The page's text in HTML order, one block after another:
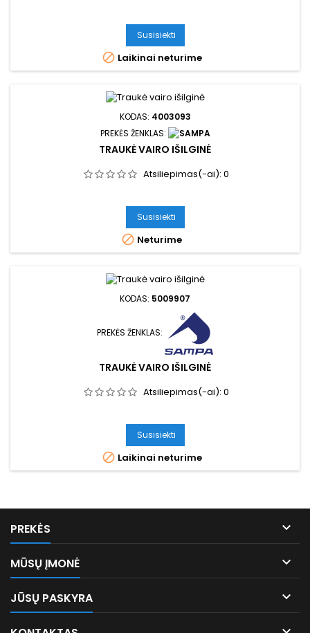
Susisiekti
 Laikinai neturime
KODAS: 4003093
PREKĖS ŽENKLAS:
TRAUKĖ VAIRO IŠILGINĖ
Atsiliepimas(-ai): 0
Susisiekti
 Neturime
KODAS: 5009907
PREKĖS ŽENKLAS:
TRAUKĖ VAIRO IŠILGINĖ
Atsiliepimas(-ai): 0
Susisiekti
 Laikinai neturime
PREKĖS 
MŪSŲ ĮMONĖ 
JŪSŲ PASKYRA 